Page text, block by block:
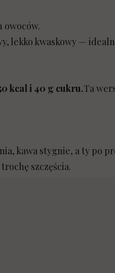
owoców.
lekko kwaskowy —
kcal i 40 g cukru.Ta
kawa stygnie, a ty po
szczęścia.